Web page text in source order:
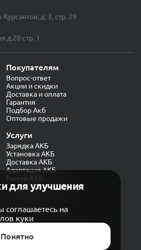
для улучшения
соглашаетесь на
куки
Понятно
д. 3, стр. 29
д.28 стр. 1
Покупателям
Вопрос-ответ
Акции и скидки
Доставка и оплата
Гарантия
Подбор Акб
Оптовые продажи
Услуги
Зарядка АКБ
Установка АКБ
Доставка АКБ
Адаптация АКБ
Выкуп АКБ
Проверка генератора
данных
«Яндекс.Метрика»
защищены